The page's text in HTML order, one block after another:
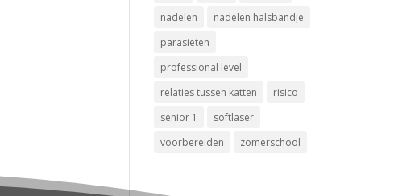
nadelen
nadelen halsbandje
parasieten
professional level
relaties tussen katten
risico
senior 1
softlaser
voorbereiden
zomerschool